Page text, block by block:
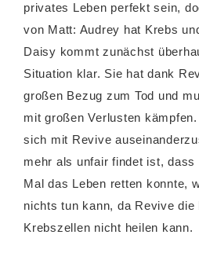
privates Leben perfekt sein,
von Matt: Audrey hat Krebs
Daisy kommt zunächst
Situation klar. Sie hat dank
großen Bezug zum Tod und
mit großen Verlusten
sich mit Revive
mehr als unfair findet ist,
Mal das Leben retten konnte,
nichts tun kann, da Revive die
Krebszellen nicht heilen kann.